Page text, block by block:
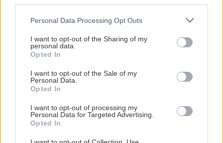
Please note that this website/app uses one or more Google
not limited to your visit or usage behaviour. You may click to
grant or deny consent to Google and its third-party tags to
use your data for below specified purposes in below Google
consent section.
Personal Data Processing Opt Outs
I want to opt-out of the Sharing of my
personal data.
Opted In
I want to opt-out of the Sale of my
Personal Data.
Opted In
I want to opt-out of processing my
Personal Data for Targeted Advertising.
Opted In